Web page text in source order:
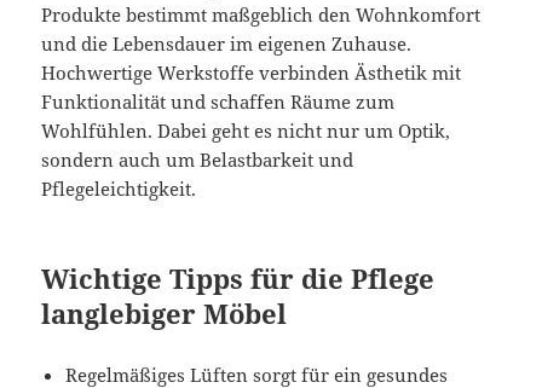
Produkte bestimmt maßgeblich den Wohnkomfort
und die Lebensdauer im eigenen Zuhause.
Hochwertige Werkstoffe verbinden Ästhetik mit
Funktionalität und schaffen Räume zum
Wohlfühlen. Dabei geht es nicht nur um Optik,
sondern auch um Belastbarkeit und
Pflegeleichtigkeit.
Wichtige Tipps für die Pflege
langlebiger Möbel
Regelmäßiges Lüften sorgt für ein gesundes